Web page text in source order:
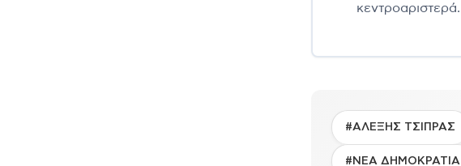
κεντροαριστερά.
#ΑΛΕΞΗΣ ΤΣΙΠΡΑΣ
#ΝΕΑ ΔΗΜΟΚΡΑΤΙΑ